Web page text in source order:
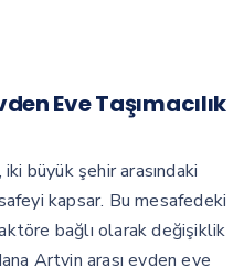
Eve Taşımacılık
büyük şehir arasındaki
kapsar. Bu mesafedeki
bağlı olarak değişiklik
Artvin arası evden eve